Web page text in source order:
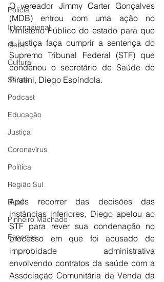
Polícia
Internacional
Geral
Cultura
Saúde
Podcast
Educação
Justiça
Coronavírus
Política
Região Sul
Rural
Pinheiro Machado
Esportes
O vereador Jimmy Carter Gonçalves
(MDB) entrou com uma ação no
Ministério Público do estado para que
a justiça faça cumprir a sentença do
Supremo Tribunal Federal (STF) que
condenou o secretário de Saúde de
Piratini, Diego Espíndola.
Após recorrer das decisões das
instâncias inferiores, Diego apelou ao
STF para rever sua condenação no
processo em que foi acusado de
improbidade administrativa
envolvendo contratos da saúde com a
Associação Comunitária da Venda da